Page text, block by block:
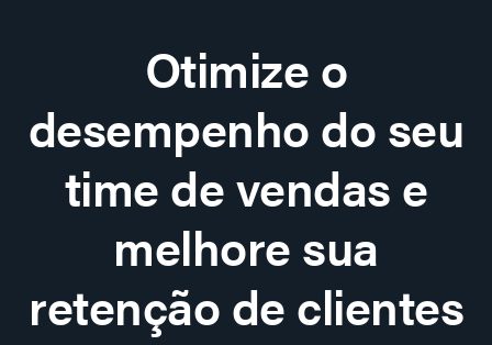
Otimize o
desempenho do seu
time de vendas e
melhore sua
retenção de clientes